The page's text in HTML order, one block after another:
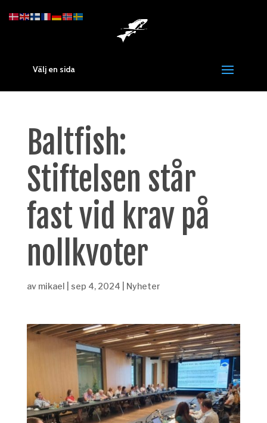
Välj en sida
Baltfish:
Stiftelsen står
fast vid krav på
nollkvoter
av mikael sep 4, 2024 Nyheter